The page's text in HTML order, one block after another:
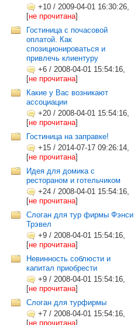
+10 / 2009-04-01 16:30:26,
[не прочитана]
Гостиница с почасовой
оплатой. Как
спозиционироваться и
привлечь клиентуру
+6 / 2008-04-01 15:54:16,
[не прочитана]
Какие у Вас возникают
ассоциации
+20 / 2008-04-01 15:54:16,
[не прочитана]
Гостиница на заправке!
+15 / 2014-07-17 09:26:14,
[не прочитана]
Идея для домика с
рестораном и готельчиком
+24 / 2008-04-01 15:54:16,
[не прочитана]
Слоган для тур фирмы Фэнси
Трэвел
+9 / 2008-04-01 15:54:16,
[не прочитана]
Невинность соблюсти и
капитал приобрести
+9 / 2008-04-01 15:54:16,
[не прочитана]
Cлоган для турфирмы
+7 / 2008-04-01 15:54:16,
[не прочитана]